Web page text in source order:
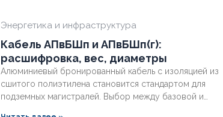
5 КОЛИЧЕСТВО ЖИЛ
Энергетика и инфраструктура
Кабель АПвБШп и АПвБШп(г):
расшифровка, вес, диаметры
Алюминиевый бронированный кабель с изоляцией из
сшитого полиэтилена становится стандартом для
подземных магистралей. Выбор между базовой и